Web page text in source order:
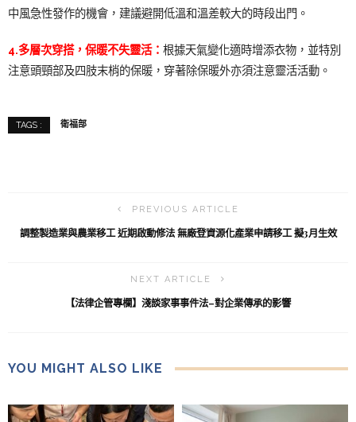
中風急性發作的機會，建議避開低溫和溫差較大的時段出門。
4.多層次穿搭，保暖不失靈活： 根據天氣變化適時增添衣物，並特別
注意頭頸部及四肢末梢的保暖，穿著除保暖外亦須注意靈活活動。
TAGS : 衛福部
PREVIOUS ARTICLE
調整製造業與農業移工 近期啟動修法 無廠登資源化產業申請移工 擬3月生效
NEXT ARTICLE
【法律企管專欄】淺談家事事件法–對企業傳承的影響
YOU MIGHT ALSO LIKE